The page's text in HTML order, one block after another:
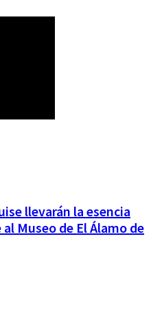
llevarán la esencia
Museo de El Álamo de